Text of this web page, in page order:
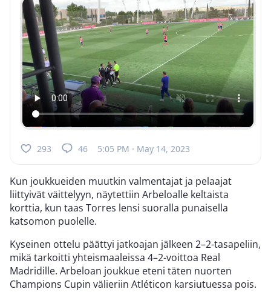
293 46 5:05 PM · May 14, 2023
Kun joukkueiden muutkin valmentajat ja pelaajat
liittyivät väittelyyn, näytettiin Arbeloalle keltaista
korttia, kun taas Torres lensi suoralla punaisella
katsomon puolelle.
Kyseinen ottelu päättyi jatkoajan jälkeen 2–2-tasapeliin,
mikä tarkoitti yhteismaaleissa 4–2-voittoa Real
Madridille. Arbeloan joukkue eteni täten nuorten
Champions Cupin välieriin Atléticon karsiutuessa pois.